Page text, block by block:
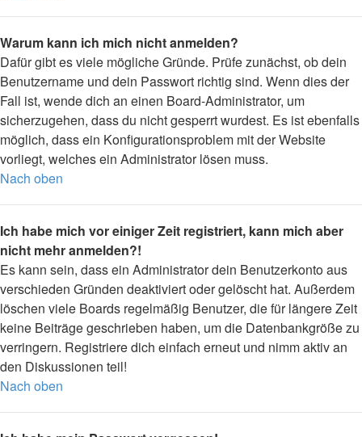
Warum kann ich mich nicht anmelden?
Dafür gibt es viele mögliche Gründe. Prüfe zunächst, ob dein
Benutzername und dein Passwort richtig sind. Wenn dies der
Fall ist, wende dich an einen Board-Administrator, um
sicherzugehen, dass du nicht gesperrt wurdest. Es ist ebenfalls
möglich, dass ein Konfigurationsproblem mit der Website
vorliegt, welches ein Administrator lösen muss.
Nach oben
Ich habe mich vor einiger Zeit registriert, kann mich aber
nicht mehr anmelden?!
Es kann sein, dass ein Administrator dein Benutzerkonto aus
verschieden Gründen deaktiviert oder gelöscht hat. Außerdem
löschen viele Boards regelmäßig Benutzer, die für längere Zeit
keine Beiträge geschrieben haben, um die Datenbankgröße zu
verringern. Registriere dich einfach erneut und nimm aktiv an
den Diskussionen teil!
Nach oben